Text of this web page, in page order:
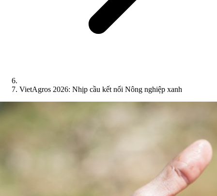
VietAgros 2026: Nhịp cầu kết nối Nông nghiệp xanh